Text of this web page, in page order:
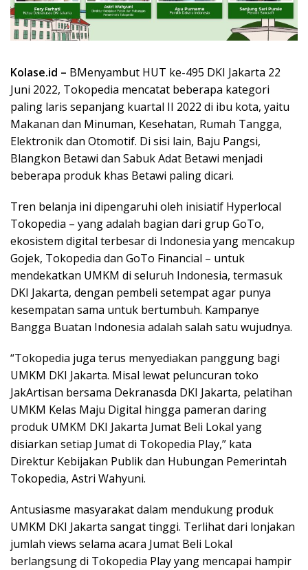
Kolase.id – BMenyambut HUT ke-495 DKI Jakarta 22
Juni 2022, Tokopedia mencatat beberapa kategori
paling laris sepanjang kuartal II 2022 di ibu kota, yaitu
Makanan dan Minuman, Kesehatan, Rumah Tangga,
Elektronik dan Otomotif. Di sisi lain, Baju Pangsi,
Blangkon Betawi dan Sabuk Adat Betawi menjadi
beberapa produk khas Betawi paling dicari.
Tren belanja ini dipengaruhi oleh inisiatif Hyperlocal
Tokopedia – yang adalah bagian dari grup GoTo,
ekosistem digital terbesar di Indonesia yang mencakup
Gojek, Tokopedia dan GoTo Financial – untuk
mendekatkan UMKM di seluruh Indonesia, termasuk
DKI Jakarta, dengan pembeli setempat agar punya
kesempatan sama untuk bertumbuh. Kampanye
Bangga Buatan Indonesia adalah salah satu wujudnya.
“Tokopedia juga terus menyediakan panggung bagi
UMKM DKI Jakarta. Misal lewat peluncuran toko
JakArtisan bersama Dekranasda DKI Jakarta, pelatihan
UMKM Kelas Maju Digital hingga pameran daring
produk UMKM DKI Jakarta Jumat Beli Lokal yang
disiarkan setiap Jumat di Tokopedia Play,” kata
Direktur Kebijakan Publik dan Hubungan Pemerintah
Tokopedia, Astri Wahyuni.
Antusiasme masyarakat dalam mendukung produk
UMKM DKI Jakarta sangat tinggi. Terlihat dari lonjakan
jumlah views selama acara Jumat Beli Lokal
berlangsung di Tokopedia Play yang mencapai hampir